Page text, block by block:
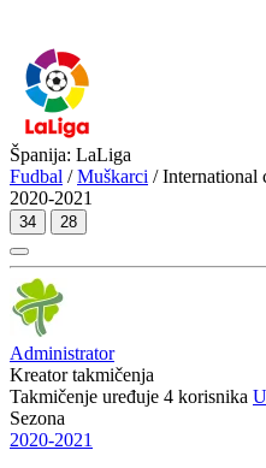
Španija: LaLiga
Fudbal /Muškarci / International
2020-2021
34 28
Administrator
Kreator takmičenja
Takmičenje uređuje 4 korisnika
Sezona
2020-2021